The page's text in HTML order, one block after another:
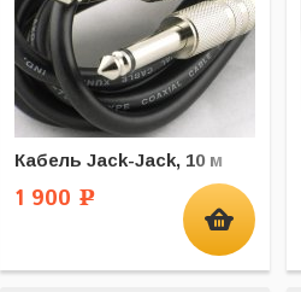
Кабель Jack-Jack, 10 м
1 900 Р